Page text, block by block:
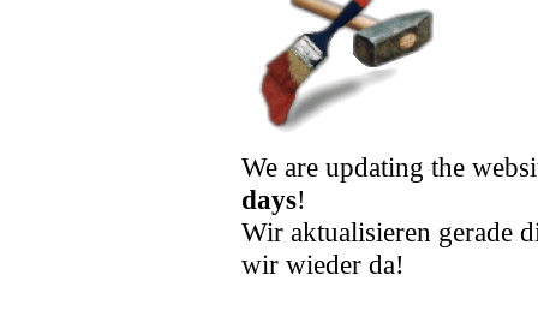
We are updating the
days!
Wir aktualisieren gerade
wir wieder da!